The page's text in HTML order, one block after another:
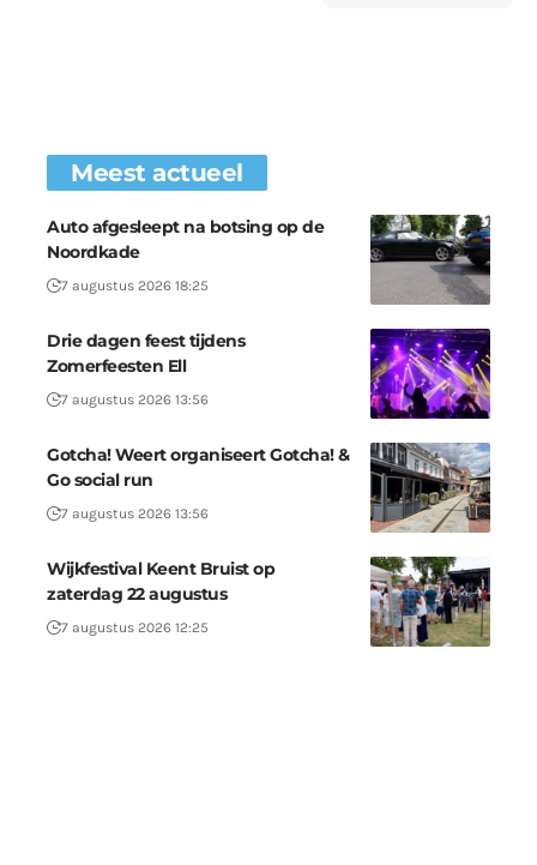
Meest actueel
Auto afgesleept na botsing op de
Noordkade
7 augustus 2026 18:25
Drie dagen feest tijdens
Zomerfeesten Ell
7 augustus 2026 13:56
Gotcha! Weert organiseert Gotcha! &
Go social run
7 augustus 2026 13:56
Wijkfestival Keent Bruist op
zaterdag 22 augustus
7 augustus 2026 12:25